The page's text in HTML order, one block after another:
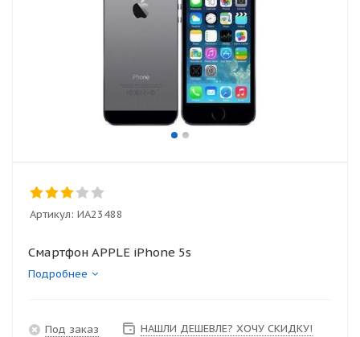
Артикул: ИА23488
Смартфон APPLE iPhone 5s
Подробнее
Под заказ НАШЛИ ДЕШЕВЛЕ? ХОЧУ СКИДКУ!